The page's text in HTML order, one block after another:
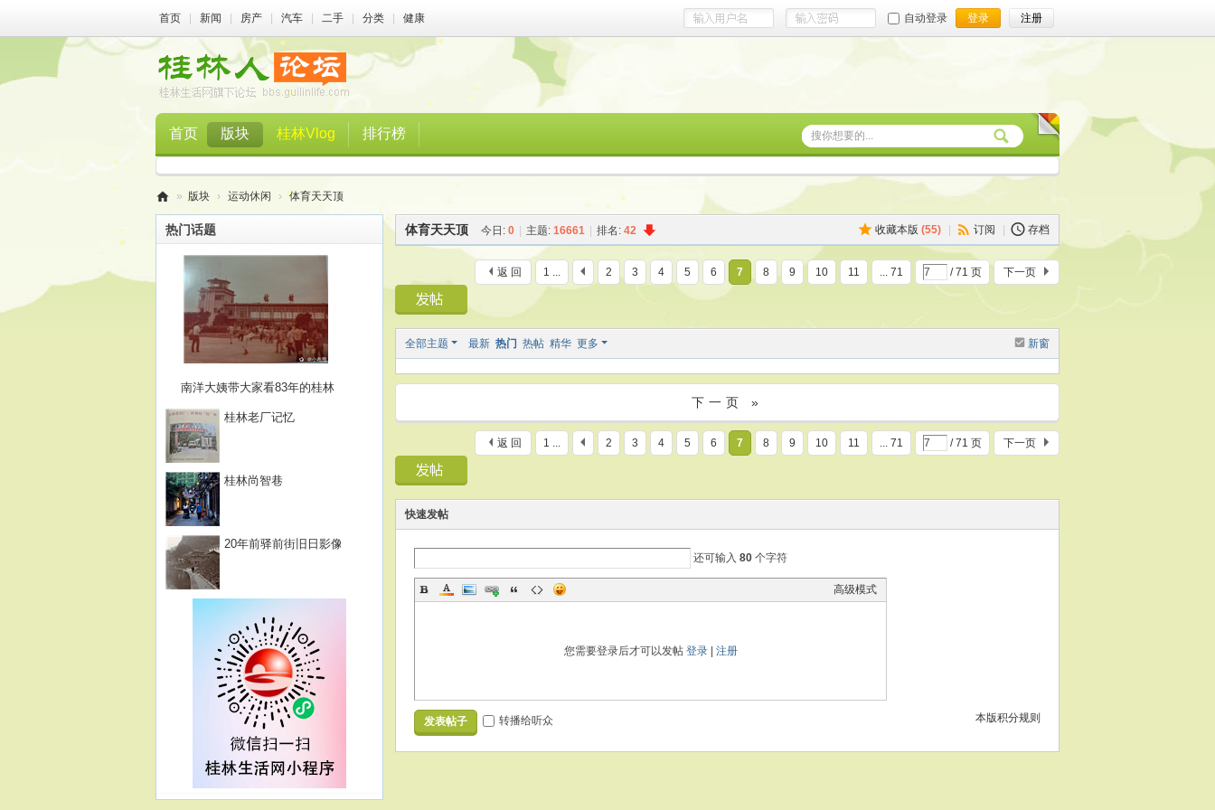
首页 新闻 房产 汽车 二手 分类 健康 自动登录 登录 注册
首页 版块 桂林Vlog 排行榜
桂
林
» 版块 › 运动休闲 › 体育天天顶
热门话题
南洋大姨带大家看83年的桂林
桂林老厂记忆
桂林尚智巷
20年前驿前街旧日影像
收藏本版 (55) 订阅 存档
体育天天顶 今日: 0 主题: 16661 排名: 42
1 ... 2 3 4 5 6 7 8 9 10 11 ... 71 / 71 页 下一页
返 回
全部主题 最新 热门 热帖 精华 更多 新窗
下一页 »
1 ... 2 3 4 5 6 7 8 9 10 11 ... 71 / 71 页 下一页
返 回
快速发帖
还可输入 80 个字符
高级模式
您需要登录后才可以发帖 登录| 注册
本版积分规则
发表帖子 转播给听众